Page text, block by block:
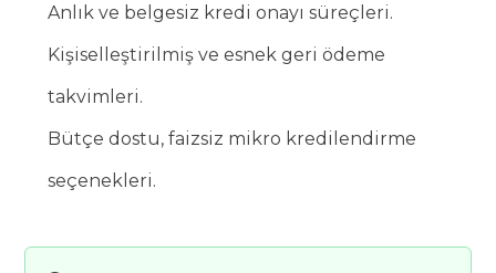
Anlık ve belgesiz kredi onayı süreçleri.
Kişiselleştirilmiş ve esnek geri ödeme
takvimleri.
Bütçe dostu, faizsiz mikro kredilendirme
seçenekleri.